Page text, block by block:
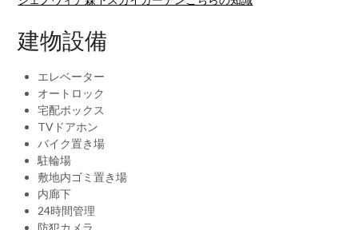
建物設備
エレベーター
オートロック
宅配ボックス
TVドアホン
バイク置き場
駐輪場
敷地内ゴミ置き場
内廊下
24時間管理
防犯カメラ